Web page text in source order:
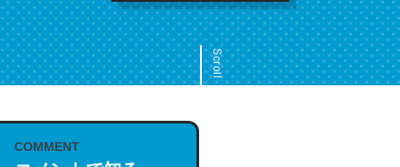
Scroll
COMMENT
これは名文。彼はとてもクレバーなんだろうなと凄く思